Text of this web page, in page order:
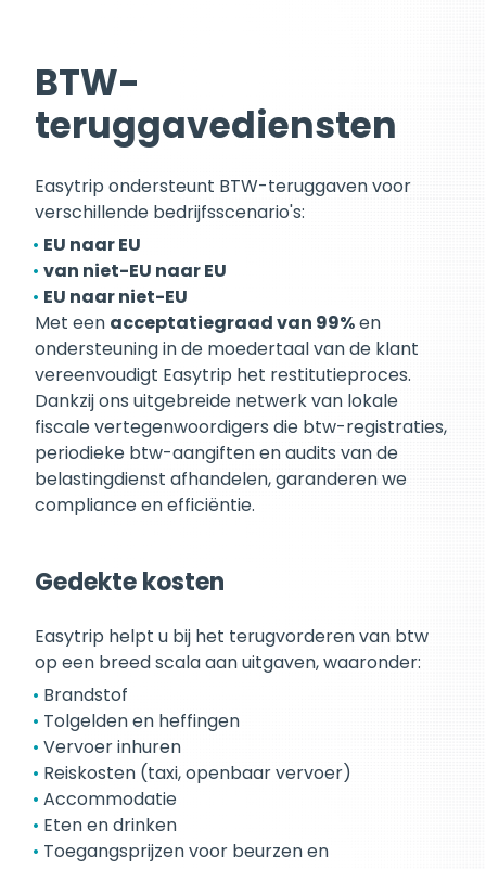
BTW-
teruggavediensten
Easytrip ondersteunt BTW-teruggaven voor
verschillende bedrijfsscenario's:
EU naar EU
van niet-EU naar EU
EU naar niet-EU
Met een acceptatiegraad van 99%en
ondersteuning in de moedertaal van de klant
vereenvoudigt Easytrip het restitutieproces.
Dankzij ons uitgebreide netwerk van lokale
fiscale vertegenwoordigers die btw-registraties,
periodieke btw-aangiften en audits van de
belastingdienst afhandelen, garanderen we
compliance en efficiëntie.
Gedekte kosten
Easytrip helpt u bij het terugvorderen van btw
op een breed scala aan uitgaven, waaronder:
Brandstof
Tolgelden en heffingen
Vervoer inhuren
Reiskosten (taxi, openbaar vervoer)
Accommodatie
Eten en drinken
Toegangsprijzen voor beurzen en